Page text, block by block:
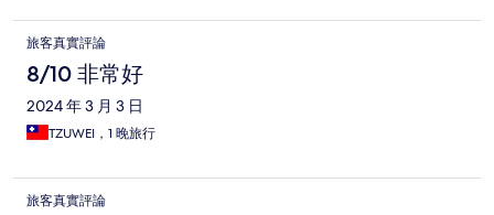
旅客真實評論
8/10 非常好
2024 年 3 月 3 日
TZUWEI，1 晚旅行
旅客真實評論